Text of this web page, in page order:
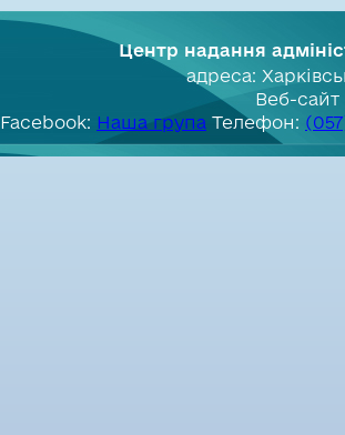
Центр надання
адреса:
Веб-
Facebook: Наша група Телефон: